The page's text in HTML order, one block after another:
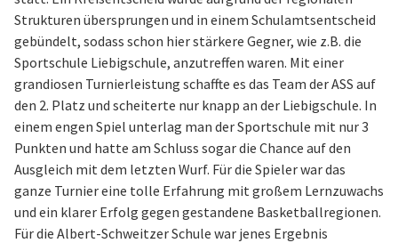
Strukturen übersprungen und in einem Schulamtsentscheid
gebündelt, sodass schon hier stärkere Gegner, wie z.B. die
Sportschule Liebigschule, anzutreffen waren. Mit einer
grandiosen Turnierleistung schaffte es das Team der ASS auf
den 2. Platz und scheiterte nur knapp an der Liebigschule. In
einem engen Spiel unterlag man der Sportschule mit nur 3
Punkten und hatte am Schluss sogar die Chance auf den
Ausgleich mit dem letzten Wurf. Für die Spieler war das
ganze Turnier eine tolle Erfahrung mit großem Lernzuwachs
und ein klarer Erfolg gegen gestandene Basketballregionen.
Für die Albert-Schweitzer Schule war jenes Ergebnis